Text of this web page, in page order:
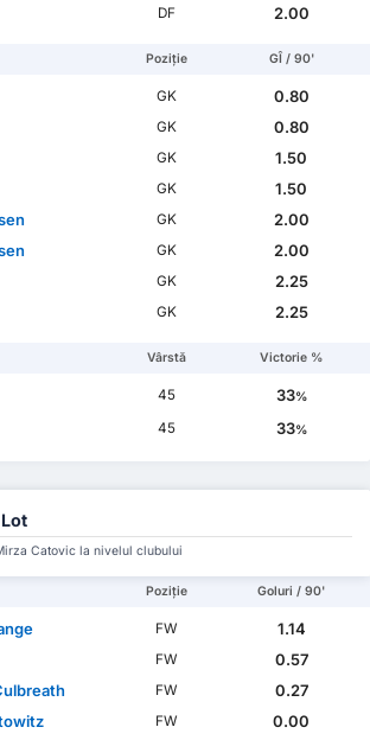
DF 2.00
Poziție GÎ / 90'
GK
0.80
GK
0.80
GK
1.50
GK
1.50
GK
2.00
GK
2.00
GK
2.25
GK 2.25
Vârstă Victorie %
45 33%
45 33%
Catovic la nivelul clubului
Poziție Goluri / 90'
FW
1.14
FW
0.57
FW
0.27
FW
0.00